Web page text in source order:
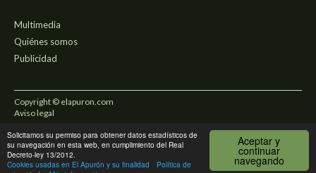
Aceptar y
continuar
navegando
Solicitamos su permiso para obtener datos estadísticos de
su navegación en esta web, en cumplimiento del Real
Decreto-ley 13/2012.
Cookies usadas en El Apurón y su finalidad
Política de
Multimedia
Quiénes somos
Publicidad
Copyright © elapuron.com
Aviso legal
Política de privacidad
Uso de cookies